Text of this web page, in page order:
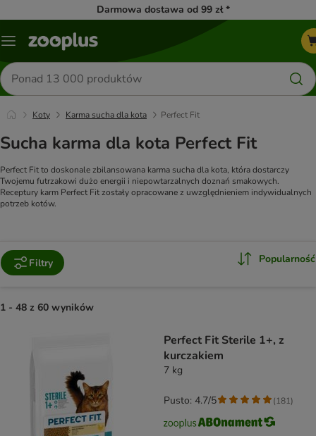
Darmowa dostawa od 99 zł *
Menu
Szukaj
produktów
Koty Karma sucha dla kota Perfect Fit
Sucha karma dla kota Perfect Fit
Perfect Fit to doskonale zbilansowana karma sucha dla kota, która dostarczy
Twojemu futrzakowi dużo energii i niepowtarzalnych doznań smakowych.
Receptury karm Perfect Fit zostały opracowane z uwzględnieniem indywidualnych
potrzeb kotów.
Filtry Popularność
1 - 48 z 60 wyników
Perfect Fit Sterile 1+, z
kurczakiem
7 kg
Pusto: 4.7/5 (181)